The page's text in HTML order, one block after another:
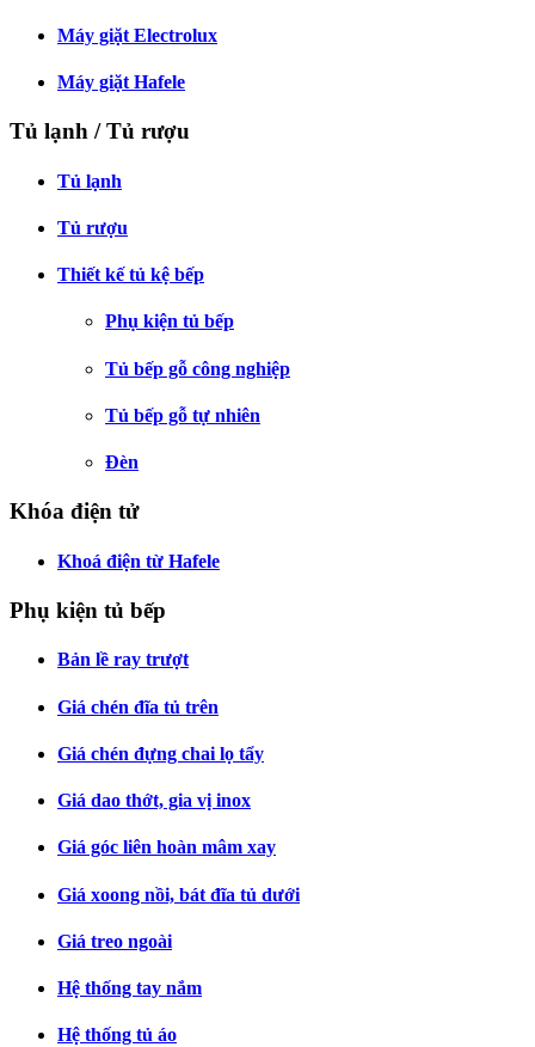
Máy giặt Electrolux
Máy giặt Hafele
Tủ lạnh / Tủ rượu
Tủ lạnh
Tủ rượu
Thiết kế tủ kệ bếp
Phụ kiện tủ bếp
Tủ bếp gỗ công nghiệp
Tủ bếp gỗ tự nhiên
Đèn
Khóa điện tử
Khoá điện từ Hafele
Phụ kiện tủ bếp
Bản lề ray trượt
Giá chén đĩa tủ trên
Giá chén đựng chai lọ tẩy
Giá dao thớt, gia vị inox
Giá góc liên hoàn mâm xay
Giá xoong nồi, bát đĩa tủ dưới
Giá treo ngoài
Hệ thống tay nắm
Hệ thống tủ áo